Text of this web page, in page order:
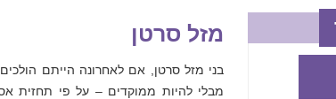
מזל סרטן
בני מזל סרטן, אם לאחרונה הייתם
מבלי להיות ממוקדים – על פי תחזית